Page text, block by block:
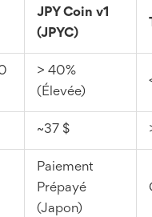
JPY Coin v1
(JPYC)
> 40%
(Élevée)
~37 $
Paiement
Prépayé
(Japon)